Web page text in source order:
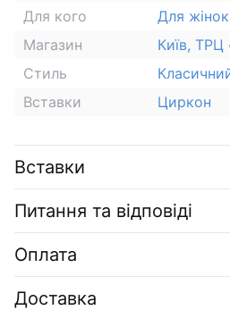
Для кого
Для жінок
Магазин
Київ, ТРЦ
Стиль
Вставки
Циркон
Вставки
Питання та відповіді
Оплата
Доставка